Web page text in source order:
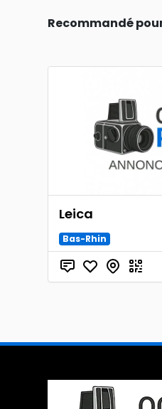
Recommandé
Leica
Bas-Rhin